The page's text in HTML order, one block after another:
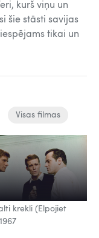
kurš viņu un
šie stāsti savijas
tikai un
Visas filmas
krekli (Elpojiet